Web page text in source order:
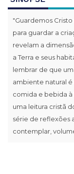
"Guardemos Cristo
para guardar a
revelam a
a Terra e seus
lembrar de que
ambiente natural
comida e bebida à
uma leitura cristã
série de reflexões
contemplar,